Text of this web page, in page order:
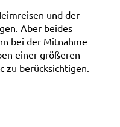
und der
Aber beides
bei der Mitnahme
einer größeren
zu berücksichtigen.